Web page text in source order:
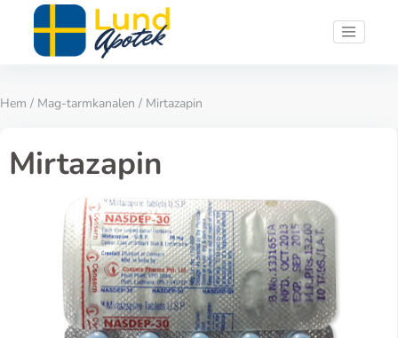
Hem / Mag-tarmkanalen / Mirtazapin
Mirtazapin